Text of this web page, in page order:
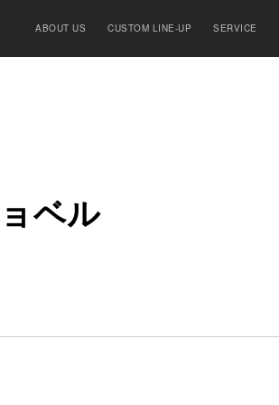
ABOUT US CUSTOM LINE-UP SERVICE
ョベル